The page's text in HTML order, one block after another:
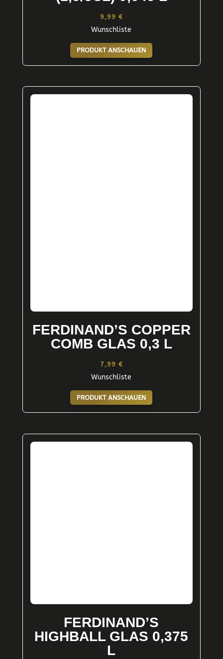
9,99 €
Wunschliste
PRODUKT ANSCHAUEN
FERDINAND’S COPPER
COMB GLAS 0,3 L
7,99 €
Wunschliste
PRODUKT ANSCHAUEN
FERDINAND’S
HIGHBALL GLAS 0,375
L